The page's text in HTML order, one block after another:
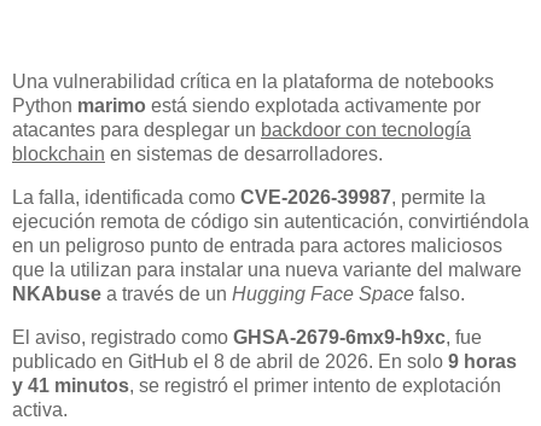
Una vulnerabilidad crítica en la plataforma de notebooks
Python marimo está siendo explotada activamente por
atacantes para desplegar un backdoor con tecnología
blockchain en sistemas de desarrolladores.
La falla, identificada como CVE-2026-39987, permite la
ejecución remota de código sin autenticación, convirtiéndola
en un peligroso punto de entrada para actores maliciosos
que la utilizan para instalar una nueva variante del malware
NKAbuse a través de un Hugging Face Space falso.
El aviso, registrado como GHSA-2679-6mx9-h9xc, fue
publicado en GitHub el 8 de abril de 2026. En solo 9 horas
y 41 minutos, se registró el primer intento de explotación
activa.